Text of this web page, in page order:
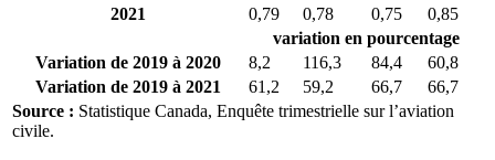
2021
0,79 0,78 0,75
0,85
variation en pourcentage
Variation de 2019 à 2020
8,2 116,3 84,4
60,8
Variation de 2019 à 2021
61,2 59,2 66,7
66,7
Source : Statistique Canada, Enquête trimestrielle sur l’aviation
civile.